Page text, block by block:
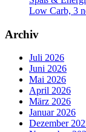
Low Carb, 3
Archiv
Juli 2026
Juni 2026
Mai 2026
April 2026
März 2026
Januar 2026
Dezember